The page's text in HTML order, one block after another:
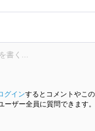
グインするとコメントやこ
ーザー全員に質問できます。